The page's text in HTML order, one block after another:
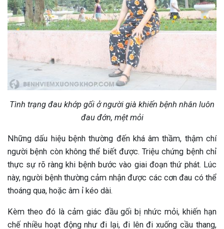
Tình trạng đau khớp gối ở người già khiến bệnh nhân luôn
đau đớn, mệt mỏi
Những dấu hiệu bệnh thường đến khá âm thầm, thậm chí
người bệnh còn không thể biết được. Triệu chứng bệnh chỉ
thực sự rõ ràng khi bệnh bước vào giai đoạn thứ phát. Lúc
này, người bệnh thường cảm nhận được các cơn đau có thể
thoáng qua, hoặc âm ỉ kéo dài.
Kèm theo đó là cảm giác đầu gối bị nhức mỏi, khiến hạn
chế nhiều hoạt động như đi lại, đi lên đi xuống cầu thang,